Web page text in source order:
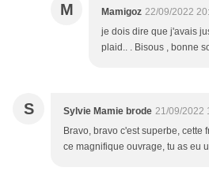
M Mamigoz 22/09/2022
je dois dire que j'avais
plaid.. . Bisous , bonne
S Sylvie Mamie brode 21/09/2022
Bravo, bravo c'est superbe, cette
ce magnifique ouvrage, tu as eu